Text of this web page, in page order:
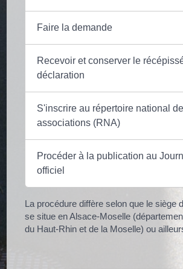
Faire la demande
Recevoir et conserver le
déclaration
S'inscrire au répertoire national
associations (RNA)
Procéder à la publication au
officiel
La procédure diffère selon que le siège
se situe en Alsace-Moselle
du Haut-Rhin et de la Moselle) ou